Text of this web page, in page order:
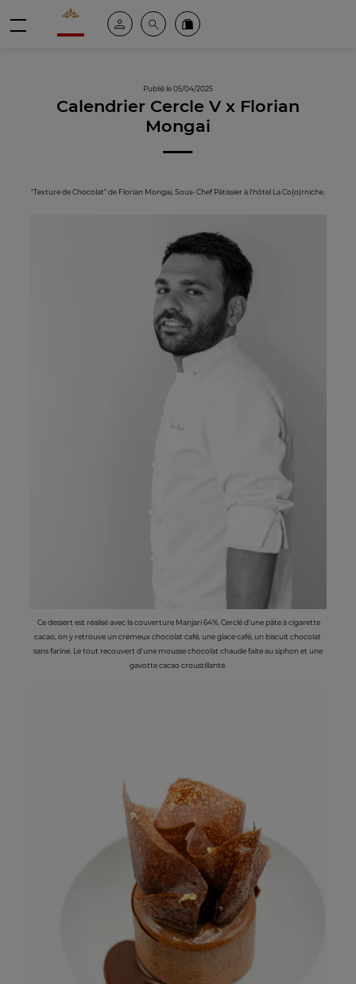
Valrhona - Imaginons le meilleur du chocolat
Espace clientRechercheCommandez en ligne
Publié le 05/04/2025
Calendrier Cercle V x Florian
Mongai
"Texture de Chocolat" de Florian Mongai, Sous- Chef Pâtissier à l'hôtel La Co(o)rniche.
Ce dessert est réalisé avec la couverture Manjari 64%. Cerclé d'une pâte à cigarette
cacao, on y retrouve un crémeux chocolat café, une glace café, un biscuit chocolat
sans farine. Le tout recouvert d'une mousse chocolat chaude faite au siphon et une
gavotte cacao croustillante.